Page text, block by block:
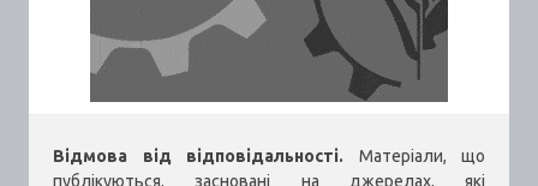
Відмова від відповідальності. Матеріали, що
публікуються, засновані на джерелах, які